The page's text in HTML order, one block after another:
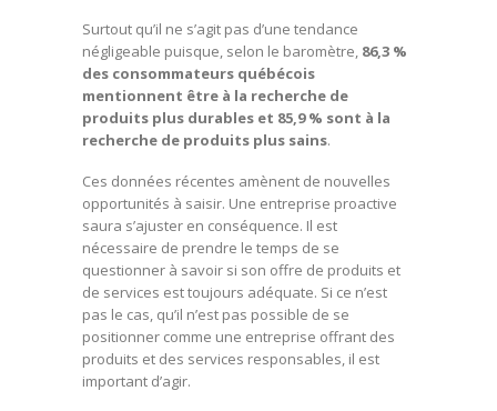
Surtout qu’il ne s’agit pas d’une tendance
négligeable puisque, selon le baromètre, 86,3 %
des consommateurs québécois
mentionnent être à la recherche de
produits plus durables et 85,9 % sont à la
recherche de produits plus sains.
Ces données récentes amènent de nouvelles
opportunités à saisir. Une entreprise proactive
saura s’ajuster en conséquence. Il est
nécessaire de prendre le temps de se
questionner à savoir si son offre de produits et
de services est toujours adéquate. Si ce n’est
pas le cas, qu’il n’est pas possible de se
positionner comme une entreprise offrant des
produits et des services responsables, il est
important d’agir.